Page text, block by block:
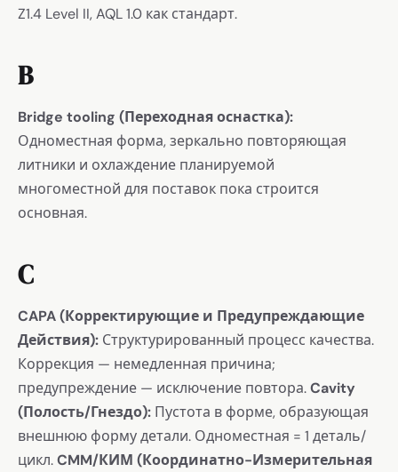
Z1.4 Level II, AQL 1.0 как стандарт.
B
Bridge tooling (Переходная оснастка):
Одноместная форма, зеркально повторяющая
литники и охлаждение планируемой
многоместной для поставок пока строится
основная.
C
CAPA (Корректирующие и Предупреждающие
Действия): Структурированный процесс качества.
Коррекция — немедленная причина;
предупреждение — исключение повтора.Cavity
(Полость/Гнездо): Пустота в форме, образующая
внешнюю форму детали. Одноместная = 1 деталь/
цикл.CMM/КИМ (Координатно-Измерительная